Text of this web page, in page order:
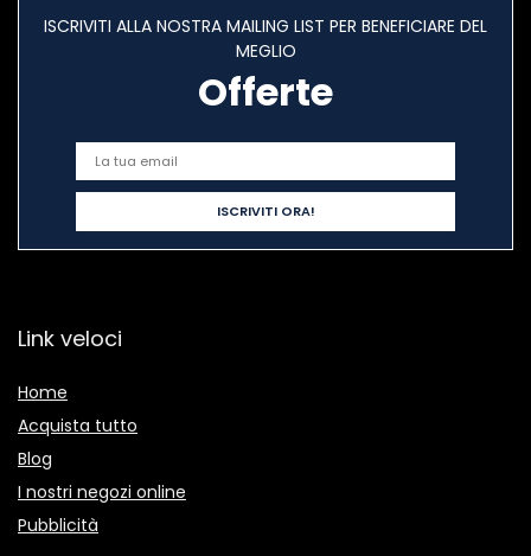
ISCRIVITI ALLA NOSTRA MAILING LIST PER BENEFICIARE DEL
MEGLIO
Offerte
Link veloci
Home
Acquista tutto
Blog
I nostri negozi online
Pubblicità